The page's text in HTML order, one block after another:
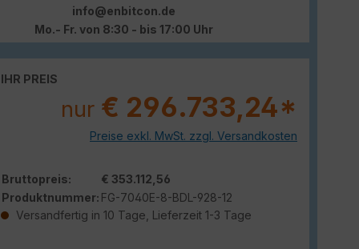
info@enbitcon.de
Mo.- Fr. von 8:30 - bis 17:00 Uhr
IHR PREIS
nur € 296.733,24*
Preise exkl. MwSt. zzgl. Versandkosten
Bruttopreis:
€ 353.112,56
Produktnummer: FG-7040E-8-BDL-928-12
Versandfertig in 10 Tage, Lieferzeit 1-3 Tage